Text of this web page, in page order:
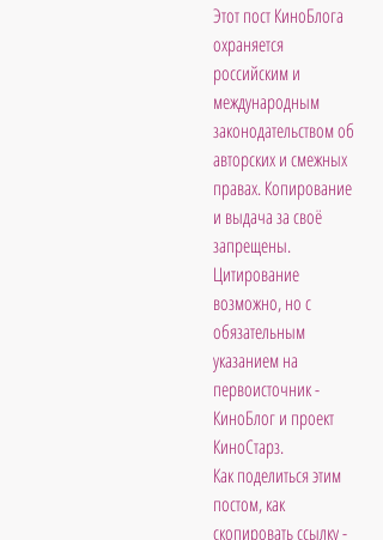
Этот пост КиноБлога
охраняется
российским и
международным
законодательством об
авторских и смежных
правах. Копирование
и выдача за своё
запрещены.
Цитирование
возможно, но с
обязательным
указанием на
первоисточник -
КиноБлог и проект
КиноСтарз.
Как поделиться этим
постом, как
скопировать ссылку -